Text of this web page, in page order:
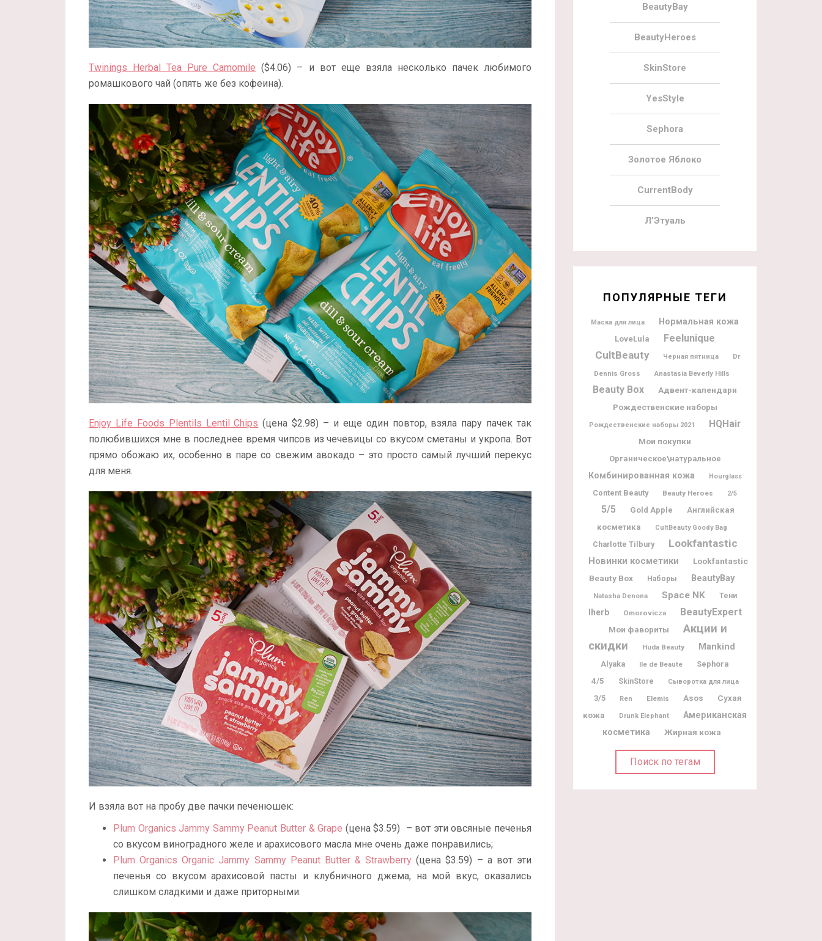
Twinings Herbal Tea Pure Camomile ($4.06) – и вот еще взяла несколько пачек любимого
ромашкового чай (опять же без кофеина).
Enjoy Life Foods Plentils Lentil Chips (цена $2.98) – и еще один повтор, взяла пару пачек так
полюбившихся мне в последнее время чипсов из чечевицы со вкусом сметаны и укропа. Вот
прямо обожаю их, особенно в паре со свежим авокадо – это просто самый лучший перекус
для меня.
И взяла вот на пробу две пачки печенюшек:
Plum Organics Jammy Sammy Peanut Butter & Grape (цена $3.59) – вот эти овсяные печенья
со вкусом виноградного желе и арахисового масла мне очень даже понравились;
Plum Organics Organic Jammy Sammy Peanut Butter & Strawberry (цена $3.59) – а вот эти
печенья со вкусом арахисовой пасты и клубничного джема, на мой вкус, оказались
слишком сладкими и даже приторными.
BeautyBay
BeautyHeroes
SkinStore
YesStyle
Sephora
Золотое Яблоко
CurrentBody
Л’Этуаль
ПОПУЛЯРНЫЕ ТЕГИ
Маска для лица Нормальная кожа
LoveLula Feelunique
CultBeauty Черная пятница
Dr
Dennis Gross
Anastasia Beverly Hills
Beauty Box
Адвент-календари
Рождественские наборы
Рождественские наборы 2021 HQHair
Мои покупки
Органическое\натуральное
Комбинированная кожа Hourglass
Content Beauty Beauty Heroes 2/5
5/5 Gold Apple
Английская
косметика
CultBeauty Goody Bag
Charlotte Tilbury Lookfantastic
Новинки косметики
Lookfantastic
Beauty Box
Наборы BeautyBay
Natasha Denona Space NK Тени
Iherb Omorovicza BeautyExpert
Мои фавориты
Акции и
скидки
Huda Beauty Mankind
Alyaka Ile de Beaute
Sephora
4/5
SkinStore Сыворотка для лица
3/5 Ren Elemis Asos
Сухая
кожа
Drunk Elephant
Американская
косметика
Жирная кожа
Поиск по тегам